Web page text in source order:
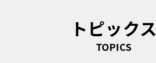
トピックス
TOPICS